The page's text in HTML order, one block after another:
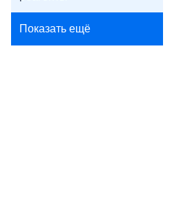
Показать ещё